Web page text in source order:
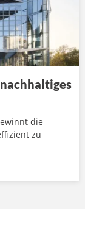
die
zu